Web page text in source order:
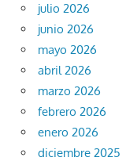
julio 2026
junio 2026
mayo 2026
abril 2026
marzo 2026
febrero 2026
enero 2026
diciembre 2025